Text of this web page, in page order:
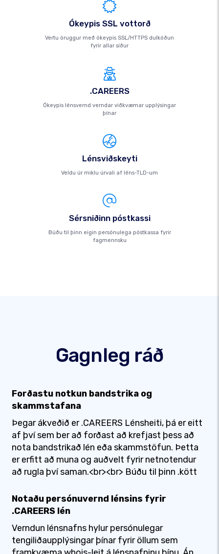
Ókeypis SSL vottorð
Vertu öruggur með ókeypis SSL/HTTPS dulkóðun
fyrir allar síður
.CAREERS
Ókeypis lénsvernd verndar viðkvæmar upplýsingar
þínar
Lénsviðskeyti
Veldu úr miklu úrvali af léns-TLD-um
Sérsniðinn póstkassi
Búðu til þinn eigin persónulega póstkassa fyrir
fagmennsku
Gagnleg ráð
Forðastu notkun bandstrika og
skammstafana
Þegar ákveðið er .CAREERS Lénsheiti, þá er eitt
af því sem ber að forðast að krefjast þess að
nota bandstrikað lén eða skammstöfun. Þetta
er erfitt að muna og auðvelt fyrir netnotendur
að rugla því saman.<br><br> Búðu til þinn .kött
Notaðu persónuvernd lénsins fyrir
.CAREERS lén
Verndun lénsnafns hylur persónulegar
tengiliðaupplýsingar þínar fyrir öllum sem